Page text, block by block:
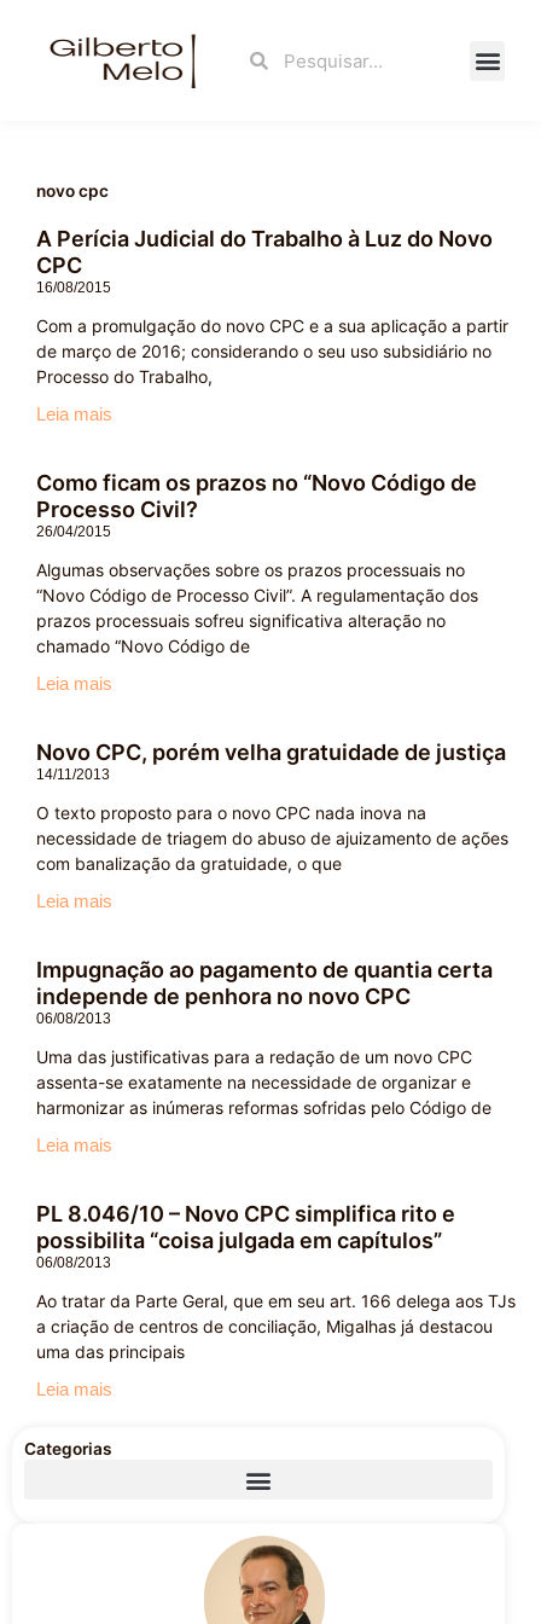
Search
novo cpc
A Perícia Judicial do Trabalho à Luz do Novo
CPC
16/08/2015
Com a promulgação do novo CPC e a sua aplicação a partir
de março de 2016; considerando o seu uso subsidiário no
Processo do Trabalho,
Leia mais
Como ficam os prazos no “Novo Código de
Processo Civil?
26/04/2015
Algumas observações sobre os prazos processuais no
“Novo Código de Processo Civil”. A regulamentação dos
prazos processuais sofreu significativa alteração no
chamado “Novo Código de
Leia mais
Novo CPC, porém velha gratuidade de justiça
14/11/2013
O texto proposto para o novo CPC nada inova na
necessidade de triagem do abuso de ajuizamento de ações
com banalização da gratuidade, o que
Leia mais
Impugnação ao pagamento de quantia certa
independe de penhora no novo CPC
06/08/2013
Uma das justificativas para a redação de um novo CPC
assenta-se exatamente na necessidade de organizar e
harmonizar as inúmeras reformas sofridas pelo Código de
Leia mais
PL 8.046/10 – Novo CPC simplifica rito e
possibilita “coisa julgada em capítulos”
06/08/2013
Ao tratar da Parte Geral, que em seu art. 166 delega aos TJs
a criação de centros de conciliação, Migalhas já destacou
uma das principais
Leia mais
Categorias